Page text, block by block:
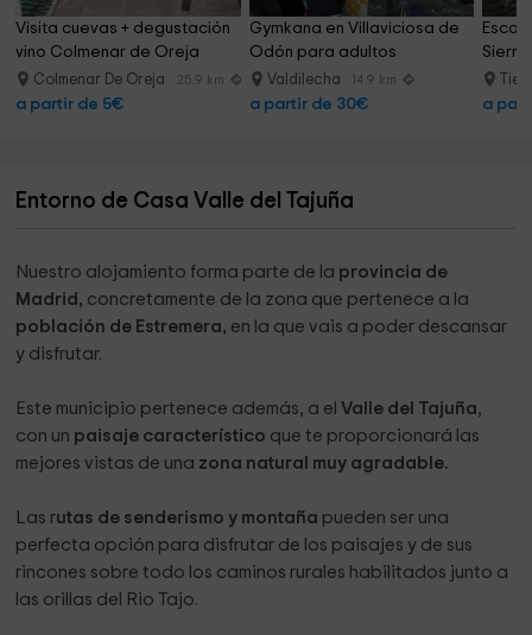
Visita cuevas + degustación
vino Colmenar de Oreja
Colmenar De Oreja 25.9 km
a partir de 5€
Gymkana en Villaviciosa de
Odón para adultos
Valdilecha 14.9 km
a partir de 30€ a
Entorno de Casa Valle del Tajuña
Nuestro alojamiento forma parte de la provincia de
Madrid, concretamente de la zona que pertenece a la
población de Estremera, en la que vais a poder descansar
y disfrutar.
Este municipio pertenece además, a el Valle del Tajuña,
con un paisaje característico que te proporcionará las
mejores vistas de una zona natural muy agradable.
Las rutas de senderismo y montaña pueden ser una
perfecta opción para disfrutar de los paisajes y de sus
rincones sobre todo los caminos rurales habilitados junto a
las orillas del Rio Tajo.